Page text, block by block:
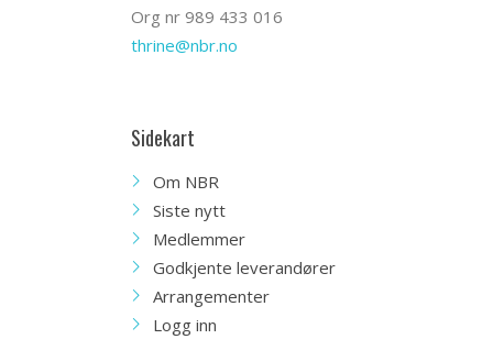
Org nr 989 433 016
thrine@nbr.no
Sidekart
Om NBR
Siste nytt
Medlemmer
Godkjente leverandører
Arrangementer
Logg inn